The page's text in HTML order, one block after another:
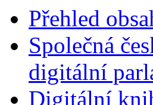
Přehled
Společná
digitální
Digitální